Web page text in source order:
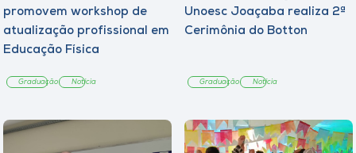
promovem workshop de
atualização profissional em
Educação Física
Graduação Notícia
Unoesc Joaçaba realiza 2ª
Cerimônia do Botton
Graduação Notícia